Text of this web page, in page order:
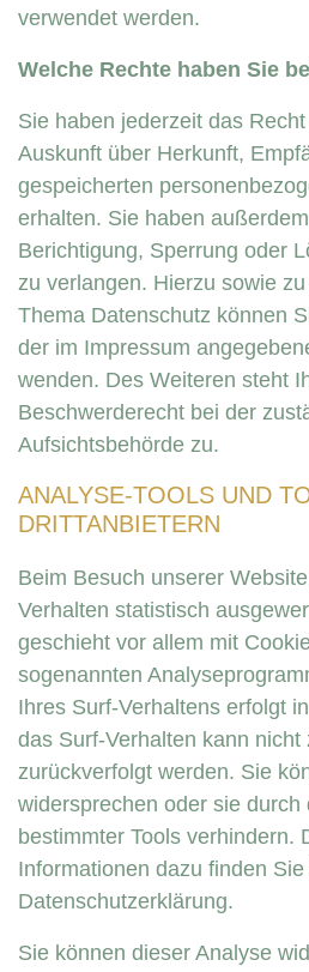
verwendet werden.
Welche Rechte haben Sie
Sie haben jederzeit das
Auskunft über Herkunft,
gespeicherten
erhalten. Sie haben
Berichtigung, Sperrung oder
zu verlangen. Hierzu sowie
Thema Datenschutz können
der im Impressum
wenden. Des Weiteren steht
Beschwerderecht bei der
Aufsichtsbehörde zu.
ANALYSE-TOOLS UND
DRITTANBIETERN
Beim Besuch unserer
Verhalten statistisch
geschieht vor allem mit
sogenannten
Ihres Surf-Verhaltens erfolgt
das Surf-Verhalten kann nicht
zurückverfolgt werden. Sie
widersprechen oder sie durch
bestimmter Tools verhindern.
Informationen dazu finden
Datenschutzerklärung.
Sie können dieser Analyse